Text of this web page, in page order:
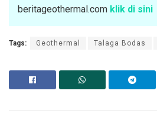
beritageothermal.com klik di sini
Tags: Geothermal Talaga Bodas